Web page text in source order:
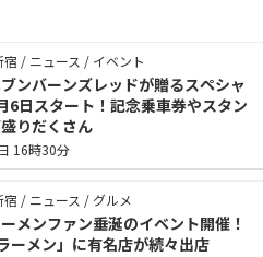
/ ニュース / イベント
ンバーンズレッドが贈るスペシャ
6日スタート！記念乗車券やスタン
りだくさん
16時30分
宿 / ニュース / グルメ
メンファン垂涎のイベント開催！
ーメン」に有名店が続々出店